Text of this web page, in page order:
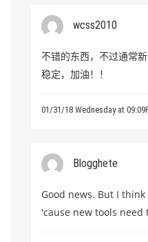
wcss2010
不错的东西，不过通常
稳定，加油！！
01/31/18 Wednesday at
Blogghete
Good news. But I
'cause new tools